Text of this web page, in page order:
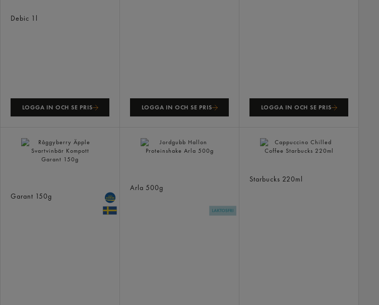
Debic 1l
LOGGA IN OCH SE PRIS LOGGA IN OCH SE PRIS LOGGA IN OCH SE PRIS
Garant 150g
Arla 500g
Starbucks 220ml